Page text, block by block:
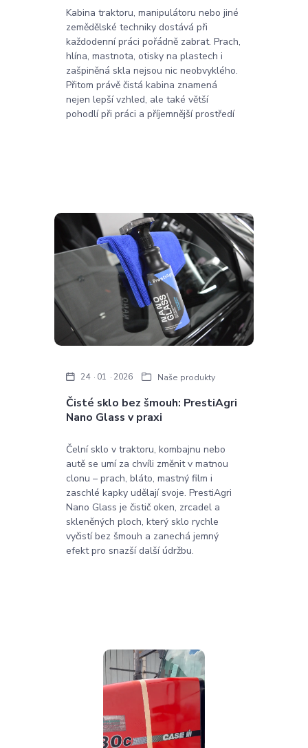
Kabina traktoru, manipulátoru nebo jiné
zemědělské techniky dostává při
každodenní práci pořádně zabrat. Prach,
hlína, mastnota, otisky na plastech i
zašpiněná skla nejsou nic neobvyklého.
Přitom právě čistá kabina znamená
nejen lepší vzhled, ale také větší
pohodlí při práci a příjemnější prostředí
Čisté sklo bez šmouh: PrestiAgri
Nano Glass v praxi
24 01 2026 Naše produkty
Čelní sklo v traktoru, kombajnu nebo
autě se umí za chvíli změnit v matnou
clonu – prach, bláto, mastný film i
zaschlé kapky udělají svoje. PrestiAgri
Nano Glass je čistič oken, zrcadel a
skleněných ploch, který sklo rychle
vyčistí bez šmouh a zanechá jemný
efekt pro snazší další údržbu.